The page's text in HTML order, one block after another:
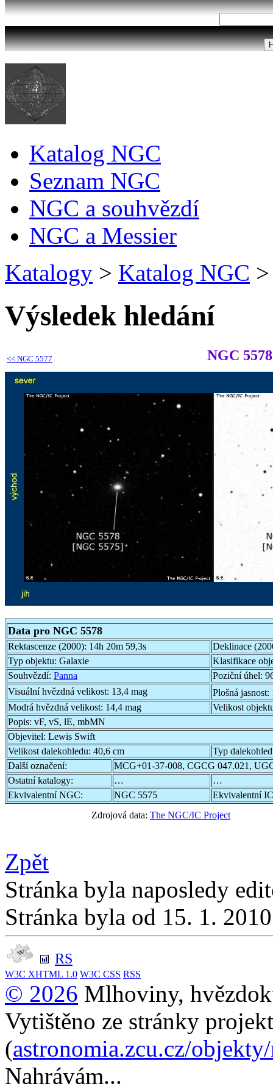
Katalog NGC
Seznam NGC
NGC a souhvězdí
NGC a Messier
Katalogy > Katalog NGC >
Výsledek hledání
<< NGC 5577 NGC 5578
Data pro NGC 5578
Rektascenze (2000): 14h 20m 59,3s
Deklinace
Typ objektu: Galaxie
Klasifikace
Souhvězdí: Panna Poziční úhel:
Visuální hvězdná velikost: 13,4 mag Plošná jasnost:
Modrá hvězdná velikost: 14,4 mag
Velikost
Popis: vF, vS, lE, mbMN
Objevitel: Lewis Swift
Velikost dalekohledu: 40,6 cm
Typ
Další označení:
MCG+01-37-008, CGCG 047.021,
Ostatní katalogy:
…
…
Ekvivalentní NGC:
NGC 5575
Ekvivalentní
Zdrojová data: The NGC/IC Project
Zpět
Stránka byla naposledy
Stránka byla od 15. 1.
RS
W3C XHTML 1.0 W3C CSS RSS
© 2026 Mlhoviny,
Vytištěno ze stránky
(astronomia.zcu.cz/
Nahrávám...